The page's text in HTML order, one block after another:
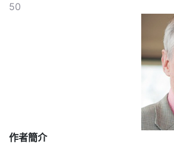
50
作者簡介